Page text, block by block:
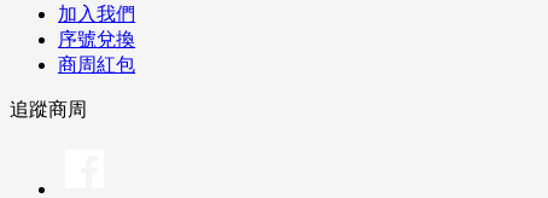
加入我們
序號兌換
商周紅包
追蹤商周